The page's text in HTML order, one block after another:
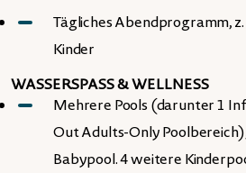
Tägliches Abendprogramm,
Kinder
WASSERSPASS & WELLNESS
Mehrere Pools (darunter 1
Out Adults-Only
Babypool. 4 weitere